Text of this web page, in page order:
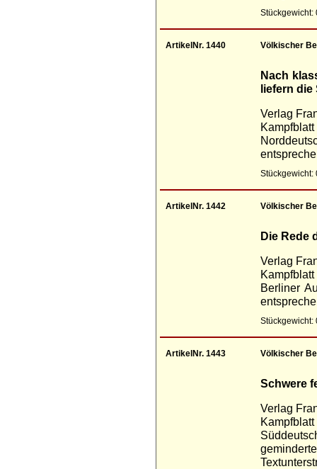
Stückgewicht:
ArtikelNr. 1440 Völkischer
Nach
liefern die
Verlag
Stückgewicht:
ArtikelNr. 1442 Völkischer
Die Rede
Verlag
Berliner
Stückgewicht:
ArtikelNr. 1443 Völkischer
Schwere
Verlag